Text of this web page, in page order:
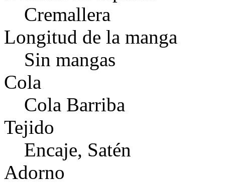
Cremallera
Longitud de la manga
Sin mangas
Cola
Cola Barriba
Tejido
Encaje, Satén
Adorno